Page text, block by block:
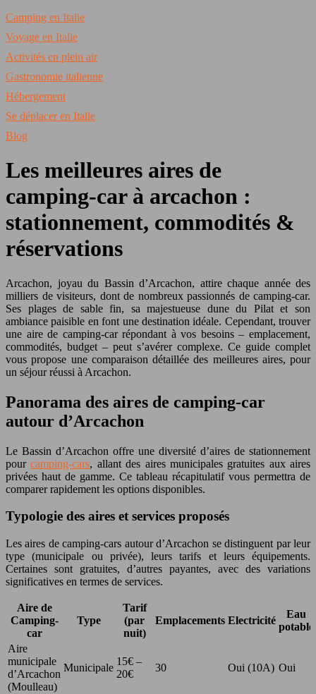
Camping en Italie
Voyage en Italie
Activités en plein air
Gastronomie italienne
Hébergement
Se déplacer en Italie
Blog
Les meilleures aires de
camping-car à arcachon :
stationnement, commodités &
réservations
Arcachon, joyau du Bassin d’Arcachon, attire chaque année des
milliers de visiteurs, dont de nombreux passionnés de camping-car.
Ses plages de sable fin, sa majestueuse dune du Pilat et son
ambiance paisible en font une destination idéale. Cependant, trouver
une aire de camping-car répondant à vos besoins – emplacement,
commodités, budget – peut s’avérer complexe. Ce guide complet
vous propose une comparaison détaillée des meilleures aires, pour
un séjour réussi à Arcachon.
Panorama des aires de camping-car
autour d’Arcachon
Le Bassin d’Arcachon offre une diversité d’aires de stationnement
pourcamping-cars, allant des aires municipales gratuites aux aires
privées haut de gamme. Ce tableau récapitulatif vous permettra de
comparer rapidement les options disponibles.
Typologie des aires et services proposés
Les aires de camping-cars autour d’Arcachon se distinguent par leur
type (municipale ou privée), leurs tarifs et leurs équipements.
Certaines sont gratuites, d’autres payantes, avec des variations
significatives en termes de services.
Aire de
Camping-
car
Type
Tarif
(par
nuit)
Emplacements Electricité
Eau
potable
Aire
municipale
d’Arcachon
(Moulleau)
Municipale
15€ –
20€
30 Oui (10A) Oui